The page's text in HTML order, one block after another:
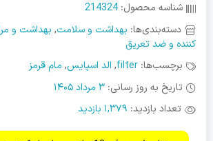
شناسه محصول: 214324
دسته‌بندی‌ها: بهداشت و سلامت, بهداشت و
کننده و ضد تعریق
برچسب‌ها: filter
, الد اسپایس, مام قرمز
تاریخ به روز رسانی: 3 مرداد 1405
تعداد بازدید: 1,379 بازدید